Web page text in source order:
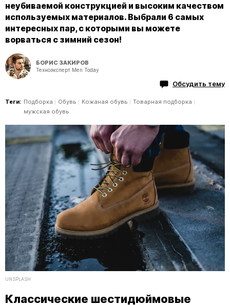
неубиваемой конструкцией и высоким качеством
используемых материалов. Выбрали 6 самых
интересных пар, с которыми вы можете
ворваться с зимний сезон!
БОРИС ЗАКИРОВ
Техноэксперт Men Today
Обсудить тему
Теги: Подборка Обувь Кожаная обувь
Товарная подборка
мужская обувь
UNSPLASH
Классические шестидюймовые